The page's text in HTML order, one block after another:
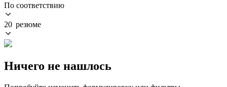
По соответствию
20 резюме
Ничего не нашлось